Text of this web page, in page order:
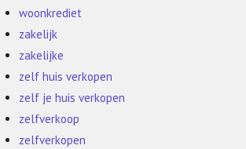
woonkrediet
zakelijk
zakelijke
zelf huis verkopen
zelf je huis verkopen
zelfverkoop
zelfverkopen